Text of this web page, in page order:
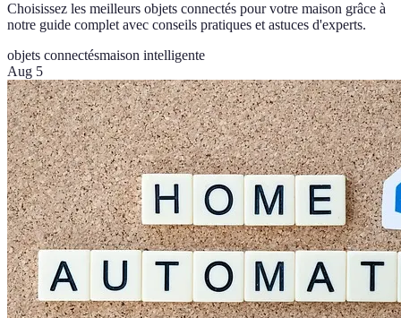
Choisissez les meilleurs objets connectés pour votre maison grâce à
notre guide complet avec conseils pratiques et astuces d'experts.
objets connectésmaison intelligente
Aug 5